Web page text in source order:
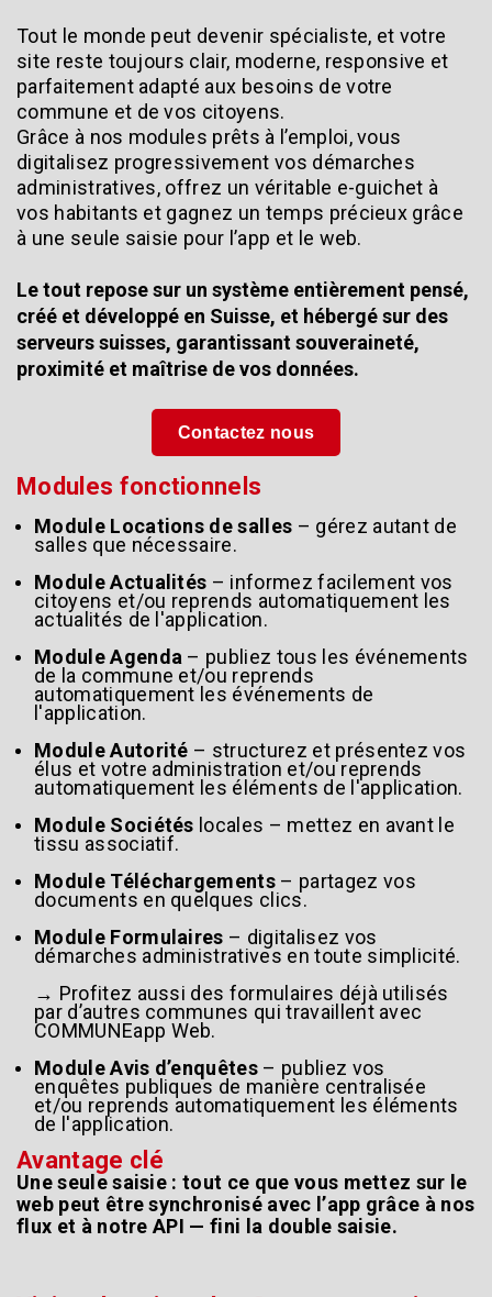
Tout le monde peut devenir spécialiste, et votre
site reste toujours clair, moderne, responsive et
parfaitement adapté aux besoins de votre
commune et de vos citoyens.
Grâce à nos modules prêts à l’emploi, vous
digitalisez progressivement vos démarches
administratives, offrez un véritable e-guichet à
vos habitants et gagnez un temps précieux grâce
à une seule saisie pour l’app et le web.
Le tout repose sur un système entièrement pensé,
créé et développé en Suisse, et hébergé sur des
serveurs suisses, garantissant souveraineté,
proximité et maîtrise de vos données.
Contactez nous
Modules fonctionnels
Module Locations de salles – gérez autant de
salles que nécessaire.
Module Actualités – informez facilement vos
citoyens et/ou reprends automatiquement les
actualités de l'application.
Module Agenda – publiez tous les événements
de la commune et/ou reprends
automatiquement les événements de
l'application.
Module Autorité – structurez et présentez vos
élus et votre administration et/ou reprends
automatiquement les éléments de l'application.
Module Sociétés locales – mettez en avant le
tissu associatif.
Module Téléchargements – partagez vos
documents en quelques clics.
Module Formulaires – digitalisez vos
démarches administratives en toute simplicité.
→ Profitez aussi des formulaires déjà utilisés
par d’autres communes qui travaillent avec
COMMUNEapp Web.
Module Avis d’enquêtes – publiez vos
enquêtes publiques de manière centralisée
et/ou reprends automatiquement les éléments
de l'application.
Avantage clé
Une seule saisie : tout ce que vous mettez sur le
web peut être synchronisé avec l’app grâce à nos
flux et à notre API — fini la double saisie.